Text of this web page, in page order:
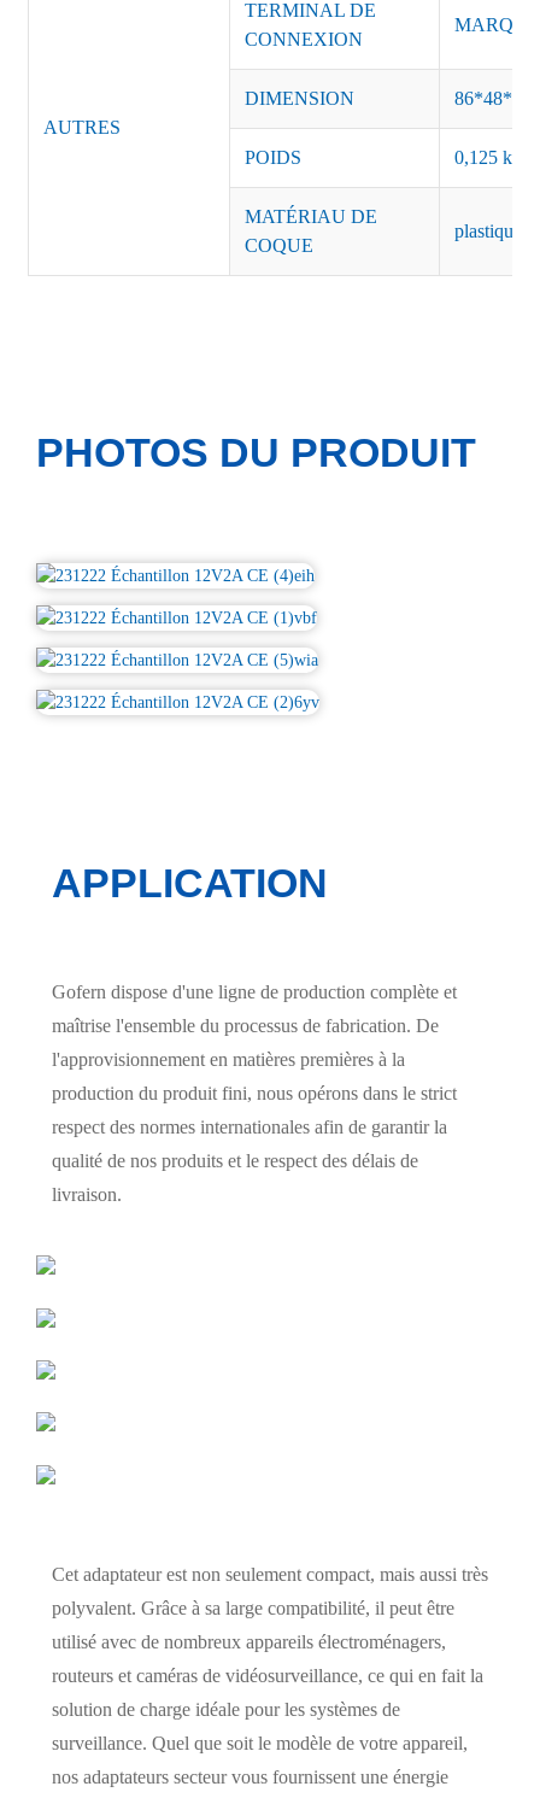
AUTRES
TERMINAL DE
CONNEXION
DIMENSION 86*48*30
POIDS 0,125 kg/
MATÉRIAU DE
COQUE
plastique
PHOTOS DU PRODUIT
APPLICATION
Gofern dispose d'une ligne de production complète et
maîtrise l'ensemble du processus de fabrication. De
l'approvisionnement en matières premières à la
production du produit fini, nous opérons dans le strict
respect des normes internationales afin de garantir la
qualité de nos produits et le respect des délais de
livraison.
Cet adaptateur est non seulement compact, mais aussi très
polyvalent. Grâce à sa large compatibilité, il peut être
utilisé avec de nombreux appareils électroménagers,
routeurs et caméras de vidéosurveillance, ce qui en fait la
solution de charge idéale pour les systèmes de
surveillance. Quel que soit le modèle de votre appareil,
nos adaptateurs secteur vous fournissent une énergie